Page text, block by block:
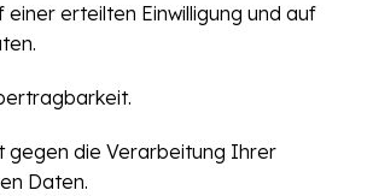
erteilten Einwilligung und auf
gegen die Verarbeitung Ihrer
Daten.